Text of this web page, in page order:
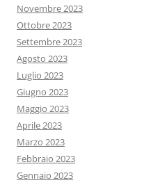
Novembre 2023
Ottobre 2023
Settembre 2023
Agosto 2023
Luglio 2023
Giugno 2023
Maggio 2023
Aprile 2023
Marzo 2023
Febbraio 2023
Gennaio 2023